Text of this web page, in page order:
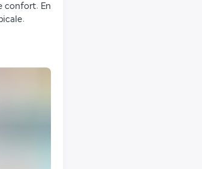
confort. En